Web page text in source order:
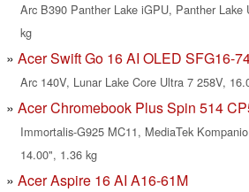
Arc B390 Panther Lake iGPU, Panther
kg
Acer Swift Go 16 AI OLED SFG16-
Arc 140V, Lunar Lake Core Ultra 7 258V,
Acer Chromebook Plus Spin 514
Immortalis-G925 MC11, MediaTek
14.00", 1.36 kg
Acer Aspire 16 AI A16-61M